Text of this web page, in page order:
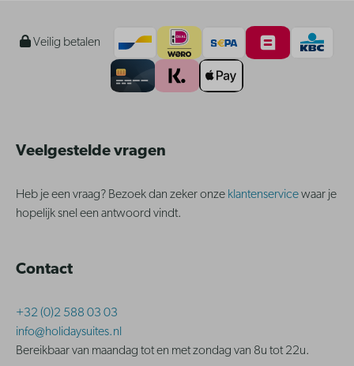
Veilig betalen
Veelgestelde vragen
Heb je een vraag? Bezoek dan zeker onze klantenservicewaar je
hopelijk snel een antwoord vindt.
Contact
+32 (0)2 588 03 03
info@holidaysuites.nl
Bereikbaar van maandag tot en met zondag van 8u tot 22u.